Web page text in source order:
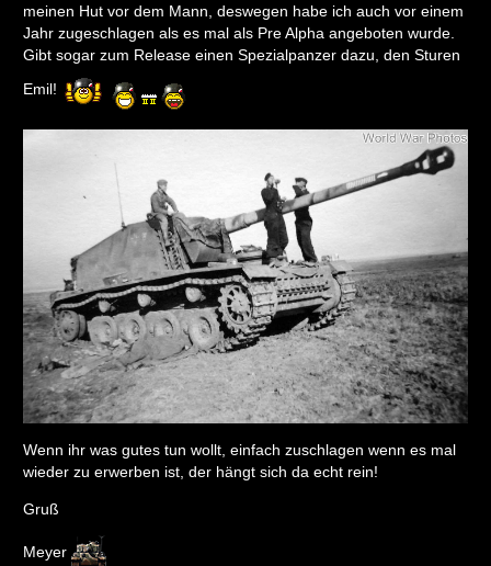
meinen Hut vor dem Mann, deswegen habe ich auch vor einem
Jahr zugeschlagen als es mal als Pre Alpha angeboten wurde.
Gibt sogar zum Release einen Spezialpanzer dazu, den Sturen
Emil!
Wenn ihr was gutes tun wollt, einfach zuschlagen wenn es mal
wieder zu erwerben ist, der hängt sich da echt rein!
Gruß
Meyer